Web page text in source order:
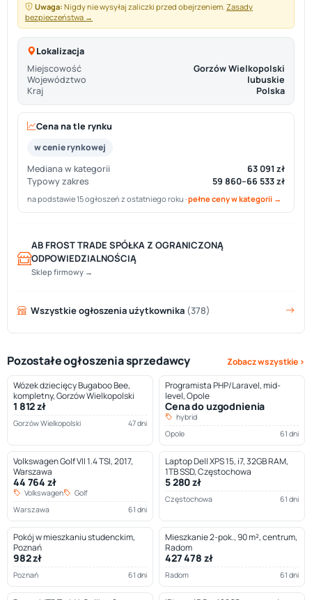
Uwaga: Nigdy nie wysyłaj zaliczki przed obejrzeniem. Zasady
bezpieczeństwa →
Lokalizacja
Miejscowość
Gorzów Wielkopolski
Województwo
lubuskie
Kraj
Polska
Cena na tle rynku
w cenie rynkowej
Mediana w kategorii
63 091 zł
Typowy zakres
59 860–66 533 zł
na podstawie 15 ogłoszeń z ostatniego roku ·pełne ceny w kategorii →
AB FROST TRADE SPÓŁKA Z OGRANICZONĄ
ODPOWIEDZIALNOŚCIĄ
Sklep firmowy →
Wszystkie ogłoszenia użytkownika (378)
Pozostałe ogłoszenia sprzedawcy
Zobacz wszystkie ›
Wózek dziecięcy Bugaboo Bee,
kompletny, Gorzów Wielkopolski
1 812 zł
Gorzów Wielkopolski 47 dni
Programista PHP/Laravel, mid-
level, Opole
Cena do uzgodnienia
hybrid
Opole
61 dni
Volkswagen Golf VII 1.4 TSI, 2017,
Warszawa
44 764 zł
Volkswagen
Golf
Warszawa
61 dni
Laptop Dell XPS 15, i7, 32GB RAM,
1TB SSD, Częstochowa
5 280 zł
Częstochowa 61 dni
Pokój w mieszkaniu studenckim,
Poznań
982 zł
Poznań 61 dni
Mieszkanie 2-pok., 90 m², centrum,
Radom
427 478 zł
Radom 61 dni